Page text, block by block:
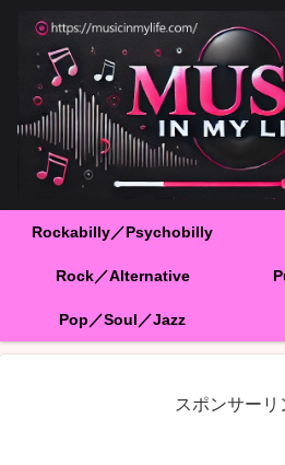
Rockabilly／Psychobilly
Rock／Alternative
Pop／Soul／Jazz
スポンサーリ